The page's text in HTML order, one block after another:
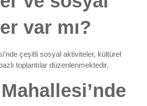
var mı?
çeşitli sosyal aktiviteler, kültürel
toplantılar düzenlenmektedir.